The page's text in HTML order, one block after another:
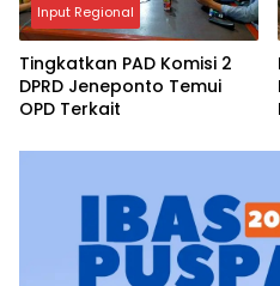
Input Regional
Tingkatkan PAD Komisi 2
DPRD Jeneponto Temui
OPD Terkait